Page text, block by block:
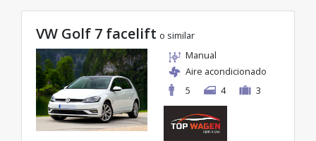
VW Golf 7 facelift o similar
Manual
Aire acondicionado
5
4 3